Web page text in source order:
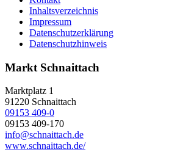
Inhaltsverzeichnis
Impressum
Datenschutzerklärung
Datenschutzhinweis
Markt Schnaittach
Marktplatz 1
91220 Schnaittach
09153 409-0
09153 409-170
info@schnaittach.de
www.schnaittach.de/